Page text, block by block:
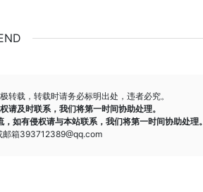
转载，转载时请务必标明出处，违者必究。
请及时联系，我们将第一时间协助处理。
如有侵权请与本站联系，我们将第一时间协助处理。
箱393712389@qq.com